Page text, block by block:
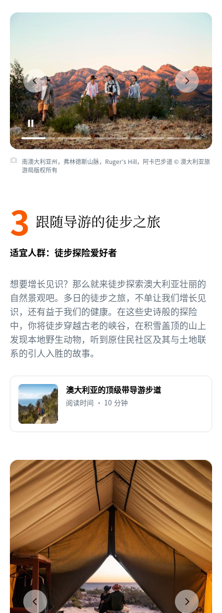
南澳大利亚州，弗林德斯山脉，Ruger′s Hill，阿卡巴步道 © 澳大利亚旅
游局版权所有
3 跟随导游的徒步之旅
适宜人群：徒步探险爱好者
想要增长见识？那么就来徒步探索澳大利亚壮丽的
自然景观吧。多日的徒步之旅，不单让我们增长见
识，还有益于我们的健康。在这些史诗般的探险
中，你将徒步穿越古老的峡谷，在积雪盖顶的山上
发现本地野生动物，听到原住民社区及其与土地联
系的引人入胜的故事。
澳大利亚的顶级带导游步道
阅读时间 • 10 分钟